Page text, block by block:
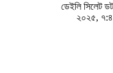
ডেইলি সিলেট
২০২৫,